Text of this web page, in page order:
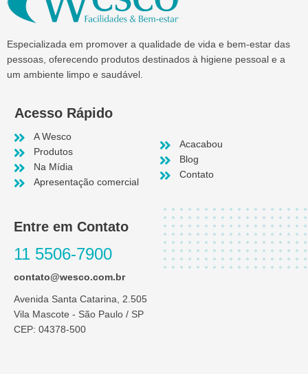
Especializada em promover a qualidade de vida e bem-estar das
pessoas, oferecendo produtos destinados à higiene pessoal e a
um ambiente limpo e saudável.
Acesso Rápido
A Wesco
Produtos
Na Mídia
Apresentação comercial
Acacabou
Blog
Contato
Entre em Contato
11 5506-7900
contato@wesco.com.br
Avenida Santa Catarina, 2.505
Vila Mascote - São Paulo / SP
CEP: 04378-500